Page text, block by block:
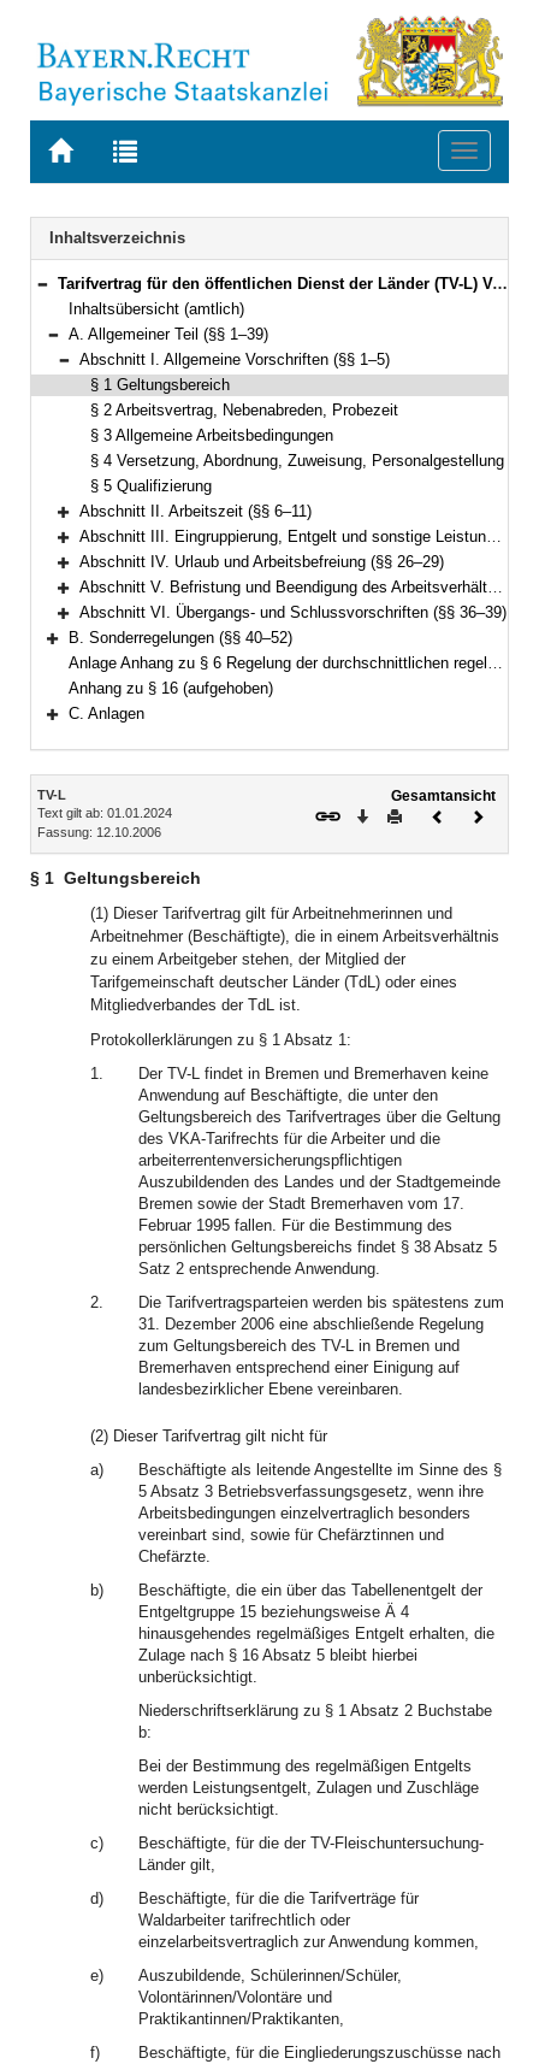
Zur
BAYERN.RECHT
Zur
letzten
Suche
Toggle
Navigation
Inhaltsverzeichnis
Bereich reduzieren
Tarifvertrag für den öffentlichen Dienst der Länder (TV-L) Vom 12. Oktober 2006 (§§ 1–52)
Inhaltsübersicht (amtlich)
Bereich reduzieren
A. Allgemeiner Teil (§§ 1–39)
Bereich reduzieren
Abschnitt I. Allgemeine Vorschriften (§§ 1–5)
§ 1 Geltungsbereich
§ 2 Arbeitsvertrag, Nebenabreden, Probezeit
§ 3 Allgemeine Arbeitsbedingungen
§ 4 Versetzung, Abordnung, Zuweisung, Personalgestellung
§ 5 Qualifizierung
Bereich erweitern
Abschnitt II. Arbeitszeit (§§ 6–11)
Bereich erweitern
Abschnitt III. Eingruppierung, Entgelt und sonstige Leistungen (§§ 12–25)
Bereich erweitern
Abschnitt IV. Urlaub und Arbeitsbefreiung (§§ 26–29)
Bereich erweitern
Abschnitt V. Befristung und Beendigung des Arbeitsverhältnisses (§§ 30–35)
Bereich erweitern
Abschnitt VI. Übergangs- und Schlussvorschriften (§§ 36–39)
Bereich erweitern
B. Sonderregelungen (§§ 40–52)
Anlage Anhang zu § 6 Regelung der durchschnittlichen regelmäßigen wöchentlichen Arbeitszeit im Tarifgebiet West
Anhang zu § 16 (aufgehoben)
C. Anlagen
Inhalt
TV-L
Text gilt ab: 01.01.2024
Fassung: 12.10.2006
Gesamtansicht
Download
DruckenVorheriges
§ 1 Geltungsbereich
(1) Dieser Tarifvertrag gilt für Arbeitnehmerinnen und
Arbeitnehmer (Beschäftigte), die in einem Arbeitsverhältnis
zu einem Arbeitgeber stehen, der Mitglied der
Tarifgemeinschaft deutscher Länder (TdL) oder eines
Mitgliedverbandes der TdL ist.
Protokollerklärungen zu § 1 Absatz 1:
1.
Der TV-L findet in Bremen und Bremerhaven keine
Anwendung auf Beschäftigte, die unter den
Geltungsbereich des Tarifvertrages über die Geltung
des VKA-Tarifrechts für die Arbeiter und die
arbeiterrentenversicherungspflichtigen
Auszubildenden des Landes und der Stadtgemeinde
Bremen sowie der Stadt Bremerhaven vom 17.
Februar 1995 fallen. Für die Bestimmung des
persönlichen Geltungsbereichs findet § 38 Absatz 5
Satz 2 entsprechende Anwendung.
2.
Die Tarifvertragsparteien werden bis spätestens zum
31. Dezember 2006 eine abschließende Regelung
zum Geltungsbereich des TV-L in Bremen und
Bremerhaven entsprechend einer Einigung auf
landesbezirklicher Ebene vereinbaren.
(2) Dieser Tarifvertrag gilt nicht für
a)
Beschäftigte als leitende Angestellte im Sinne des §
5 Absatz 3 Betriebsverfassungsgesetz, wenn ihre
Arbeitsbedingungen einzelvertraglich besonders
vereinbart sind, sowie für Chefärztinnen und
Chefärzte.
b)
Beschäftigte, die ein über das Tabellenentgelt der
Entgeltgruppe 15 beziehungsweise Ä 4
hinausgehendes regelmäßiges Entgelt erhalten, die
Zulage nach § 16 Absatz 5 bleibt hierbei
unberücksichtigt.
Niederschriftserklärung zu § 1 Absatz 2 Buchstabe
b:
Bei der Bestimmung des regelmäßigen Entgelts
werden Leistungsentgelt, Zulagen und Zuschläge
nicht berücksichtigt.
c)
Beschäftigte, für die der TV-Fleischuntersuchung-
Länder gilt,
d)
Beschäftigte, für die die Tarifverträge für
Waldarbeiter tarifrechtlich oder
einzelarbeitsvertraglich zur Anwendung kommen,
e)
Auszubildende, Schülerinnen/Schüler,
Volontärinnen/Volontäre und
Praktikantinnen/Praktikanten,
f)
Beschäftigte, für die Eingliederungszuschüsse nach